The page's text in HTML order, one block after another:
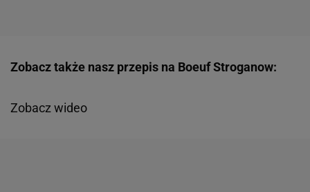
Zobacz także nasz przepis na Boeuf Stroganow:
Zobacz wideo